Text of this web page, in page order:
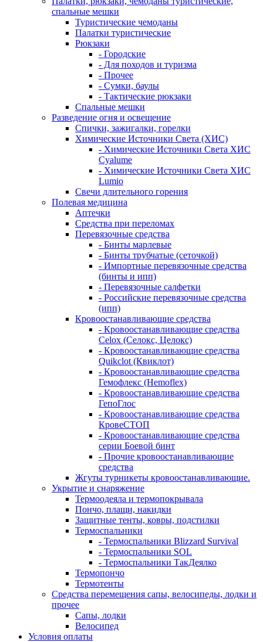
спальные мешки
Туристические чемоданы
Палатки туристические
Рюкзаки
- Городские
- Для походов и туризма
- Прочее
- Сумки, баулы
- Тактические рюкзаки
Спальные мешки
Разведение огня и освещение
Спички, зажигалки, горелки
Химические Источники Света (ХИС)
- Химические Источники Света ХИС
Cyalume
- Химические Источники Света ХИС
Lumio
Свечи длительного горения
Полевая медицина
Аптечки
Средства при переломах
Перевязочные средства
- Бинты марлевые
- Бинты трубчатые (сеточкой)
- Импортные перевязочные средства
(бинты и ипп)
- Перевязочные салфетки
- Российские перевязочные средства
(ипп)
Кровоостанавливающие средства
- Кровоостанавливающие средства
Celox (Селокс, Целокс)
- Кровоостанавливающие средства
Quikclot (Квиклот)
- Кровоостанавливающие средства
Гемофлекс (Hemoflex)
- Кровоостанавливающие средства
ГепоГлос
- Кровоостанавливающие средства
КровеСТОП
- Кровоостанавливающие средства
серии Боевой бинт
- Прочие кровоостанавливающие
средства
Жгуты турникеты кровоостанавливающие.
Укрытие и снаряжение
Термоодеяла и термопокрывала
Пончо, плащи, накидки
Защитные тенты, ковры, подстилки
Термоспальники
- Термоспальники Blizzard Survival
- Термоспальники SOL
- Термоспальники ТакДеялко
Термопончо
Термотенты
Средства перемещения сапы, велосипеды, лодки и
прочее
Сапы, лодки
Велосипед
Условия оплаты